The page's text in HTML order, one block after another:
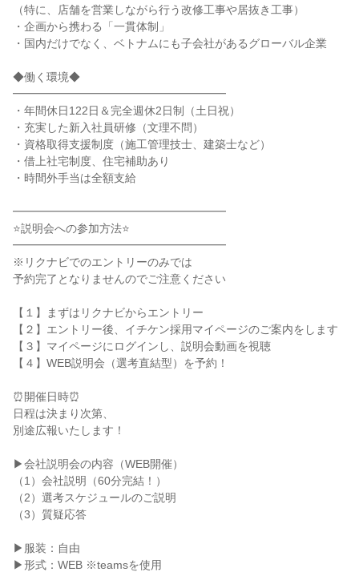
（特に、店舗を営業しながら行う改修工事や居抜き工事）
・企画から携わる「一貫体制」
・国内だけでなく、ベトナムにも子会社があるグローバル企業
◆働く環境◆
━━━━━━━━━━━━━━━━━━━
・年間休日122日＆完全週休2日制（土日祝）
・充実した新入社員研修（文理不問）
・資格取得支援制度（施工管理技士、建築士など）
・借上社宅制度、住宅補助あり
・時間外手当は全額支給
━━━━━━━━━━━━━━━━━━━
⭐説明会への参加方法⭐
━━━━━━━━━━━━━━━━━━━
※リクナビでのエントリーのみでは
予約完了となりませんのでご注意ください
【１】まずはリクナビからエントリー
【２】エントリー後、イチケン採用マイページのご案内をします
【３】マイページにログインし、説明会動画を視聴
【４】WEB説明会（選考直結型）を予約！
⏰開催日時⏰
日程は決まり次第、
別途広報いたします！
▶会社説明会の内容（WEB開催）
（1）会社説明（60分完結！）
（2）選考スケジュールのご説明
（3）質疑応答
▶服装：自由
▶形式：WEB ※teamsを使用